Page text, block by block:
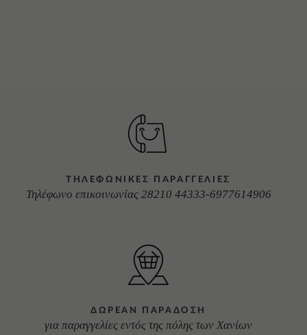
ΤΗΛΕΦΩΝΙΚΕΣ ΠΑΡΑΓΓΕΛΙΕΣ
Τηλέφωνο επικοινωνίας 28210 44333-6977614906
ΔΩΡΕΑΝ ΠΑΡΑΔΟΣΗ
για παραγγελίες εντός της πόλης των Χανίων